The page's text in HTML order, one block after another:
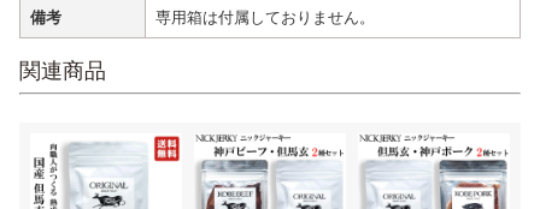
備考 専用箱は付属しておりません。
関連商品